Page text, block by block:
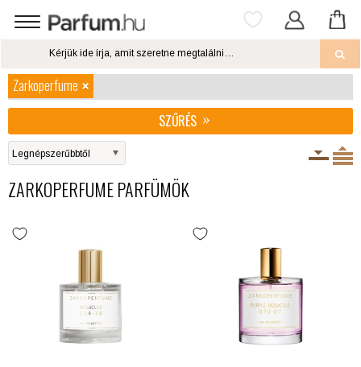
Zarkoperfume
SZŰRÉS
ZARKOPERFUME PARFÜMÖK